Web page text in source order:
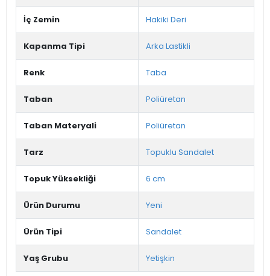
İç Zemin Hakiki Deri
Kapanma Tipi Arka Lastikli
Renk Taba
Taban Poliüretan
Taban Materyali Poliüretan
Tarz Topuklu Sandalet
Topuk Yüksekliği 6 cm
Ürün Durumu Yeni
Ürün Tipi Sandalet
Yaş Grubu Yetişkin